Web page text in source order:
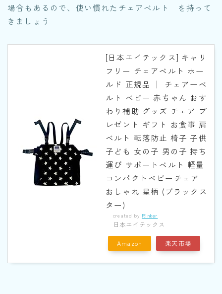
場合もあるので、使い慣れたチェアベルト を持って
きましょう
[日本エイテックス] キャリ
フリー チェアベルト ホー
ルド 正規品 │ チェアーベ
ルト ベビー 赤ちゃん おす
わり補助 グッズ チェア プ
レゼント ギフト お食事 肩
ベルト 転落防止 椅子 子供
子ども 女の子 男の子 持ち
運び サポートベルト 軽量
コンパクトベビーチェア
おしゃれ 星柄 (ブラックス
ター)
created by Rinker
日本エイテックス
Amazon 楽天市場